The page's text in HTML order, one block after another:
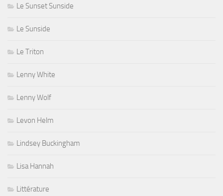
Le Sunset Sunside
Le Sunside
Le Triton
Lenny White
Lenny Wolf
Levon Helm
Lindsey Buckingham
Lisa Hannah
Littérature